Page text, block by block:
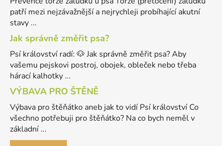
patří mezi nejzávažnější a nejrychleji probíhající akutní
stavy ...
Jak správně změřit psa?
Psí království radí: 🐶 Jak správně změřit psa? Aby
vašemu pejskovi postroj, obojek, obleček nebo třeba
hárací kalhotky ...
VÝBAVA PRO ŠTĚNĚ
Výbava pro štěňátko aneb jak to vidí Psí království Co
všechno potřebuji pro štěňátko? Na co bych neměl v
základní ...